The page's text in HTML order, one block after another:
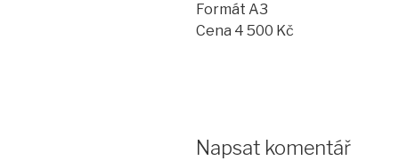
Formát A3
Cena 4 500 Kč
Napsat komentář